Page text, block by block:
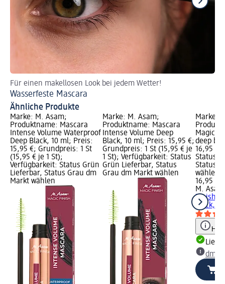
Für einen makellosen Look bei jedem Wetter!
Wasserfeste Mascara
Ähnliche Produkte
Marke: M. Asam;
Produktname: Mascara
Intense Volume Waterproof
Deep Black, 10 ml; Preis:
15,95 €; Grundpreis: 1 St
(15,95 € je 1 St);
Verfügbarkeit: Status Grün
Lieferbar, Status Grau dm
Markt wählen
Marke: M. Asam;
Produktname: Mascara
Intense Volume Deep
Black, 10 ml; Preis: 15,95 €;
Grundpreis: 1 St (15,95 € je
1 St); Verfügbarkeit: Status
Grün Lieferbar, Status
Grau dm Markt wählen
Marke:
Magic
deep
16,95 €;
Status
Status
wählen
16,95 €
M. Asam
Finish
black, 8
dm